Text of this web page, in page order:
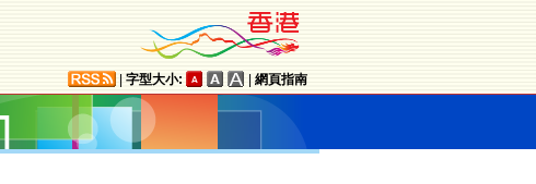
字型大小: 網頁指南